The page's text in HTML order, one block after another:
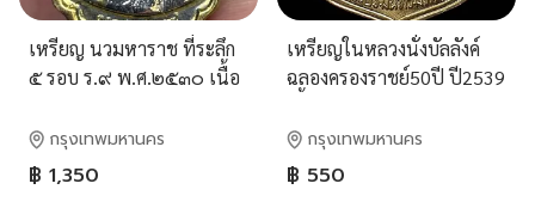
เหรียญ นวมหาราช ที่ระลึก
๕ รอบ ร.๙ พ.ศ.๒๕๓๐ เนื้อ
สวยครับ
กรุงเทพมหานคร
฿ 1,350
เหรียญในหลวงนั่งบัลลังค์
ฉลองครองราชย์50ปี ปี2539
กรุงเทพมหานคร
฿ 550